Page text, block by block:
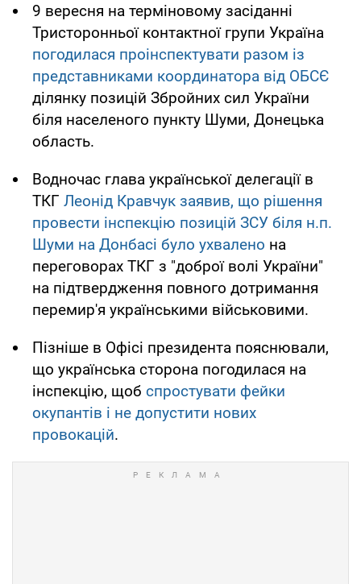
9 вересня на терміновому засіданні
Тристоронньої контактної групи Україна
погодилася проінспектувати разом із
представниками координатора від ОБСЄ
ділянку позицій Збройних сил України
біля населеного пункту Шуми, Донецька
область.
Водночас глава української делегації в
ТКГ Леонід Кравчук заявив, що рішення
провести інспекцію позицій ЗСУ біля н.п.
Шуми на Донбасі було ухвалено на
переговорах ТКГ з "доброї волі України"
на підтвердження повного дотримання
перемир'я українськими військовими.
Пізніше в Офісі президента пояснювали,
що українська сторона погодилася на
інспекцію, щоб спростувати фейки
окупантів і не допустити нових
провокацій.